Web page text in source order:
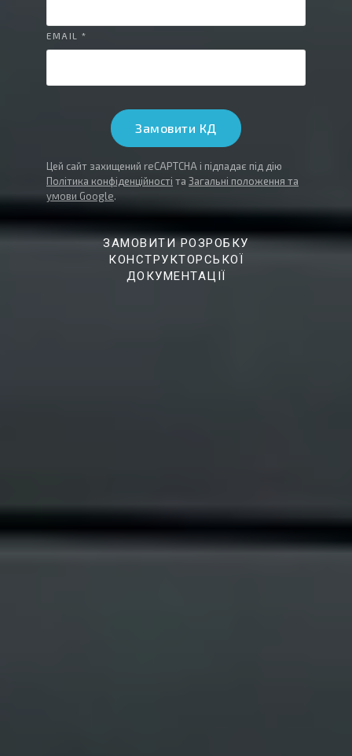
EMAIL *
Замовити КД
Цей сайт захищений reCAPTCHA і підпадає під дію
Політика конфіденційності та Загальні положення та
умови Google.
ЗАМОВИТИ РОЗРОБКУ
КОНСТРУКТОРСЬКОЇ
ДОКУМЕНТАЦІЇ